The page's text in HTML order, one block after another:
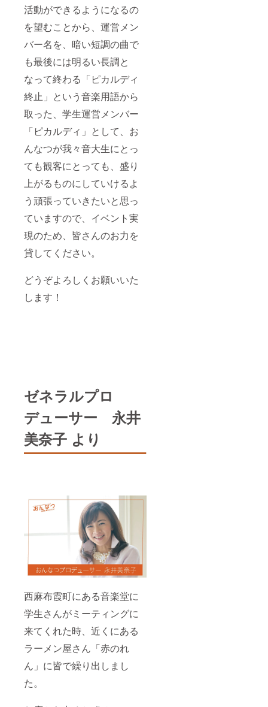
活動ができるようになるの
を望むことから、運営メン
バー名を、暗い短調の曲で
も最後には明るい長調と
なって終わる「ピカルディ
終止」という音楽用語から
取った、学生運営メンバー
「ピカルディ」として、お
んなつが我々音大生にとっ
ても観客にとっても、盛り
上がるものにしていけるよ
う頑張っていきたいと思っ
ていますので、イベント実
現のため、皆さんのお力を
貸してください。
どうぞよろしくお願いいた
します！
ゼネラルプロ
デューサー 永井
美奈子 より
西麻布霞町にある音楽堂に
学生さんがミーティングに
来てくれた時、近くにある
ラーメン屋さん「赤のれ
ん」に皆で繰り出しまし
た。